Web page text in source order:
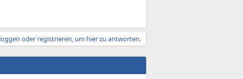
oder registrieren, um hier zu antworten.